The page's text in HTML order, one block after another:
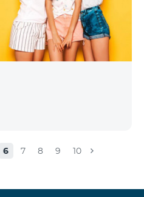
6 7 8 9 10